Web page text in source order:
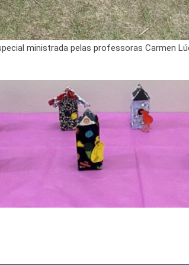
ministrada pelas professoras Carmen